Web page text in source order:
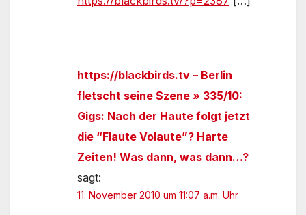
https://blackbirds.tv – Berlin
fletscht seine Szene » 335/10:
Gigs: Nach der Haute folgt jetzt
die “Flaute Volaute”? Harte
Zeiten! Was dann, was dann…?
sagt:
11. November 2010 um 11:07 a.m. Uhr